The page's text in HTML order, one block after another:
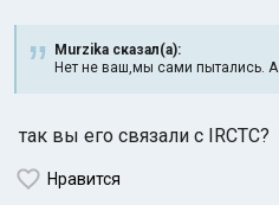
Murzika сказал(а):
Нет не ваш,мы сами пытались. А
так вы его связали с IRCTC?
Нравится